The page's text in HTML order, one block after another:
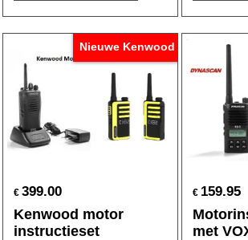
Nieuwe Kenwood
€ 399.00
Kenwood motor
instructieset
€ 159.95
met